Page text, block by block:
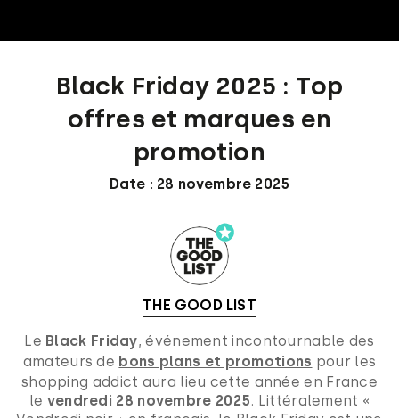
Black Friday 2025 : Top
offres et marques en
promotion
Date : 28 novembre 2025
THE GOOD LIST
Le Black Friday, événement incontournable des
amateurs de bons plans et promotions pour les
shopping addict aura lieu cette année en France
le vendredi 28 novembre 2025. Littéralement «